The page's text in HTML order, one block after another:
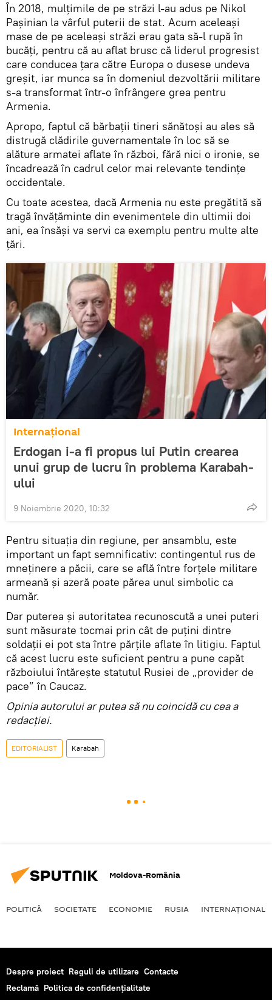
În 2018, mulțimile de pe străzi l-au adus pe Nikol
Pașinian la vârful puterii de stat. Acum aceleași
mase de pe aceleași străzi erau gata să-l rupă în
bucăți, pentru că au aflat brusc că liderul progresist
care conducea țara către Europa o dusese undeva
greșit, iar munca sa în domeniul dezvoltării militare
s-a transformat într-o înfrângere grea pentru
Armenia.
Apropo, faptul că bărbații tineri sănătoși au ales să
distrugă clădirile guvernamentale în loc să se
alăture armatei aflate în război, fără nici o ironie, se
încadrează în cadrul celor mai relevante tendințe
occidentale.
Cu toate acestea, dacă Armenia nu este pregătită să
tragă învățăminte din evenimentele din ultimii doi
ani, ea însăși va servi ca exemplu pentru multe alte
țări.
Internaţional
Erdogan i-a fi propus lui Putin crearea
unui grup de lucru în problema Karabah-
ului
9 Noiembrie 2020, 10:32
Pentru situația din regiune, per ansamblu, este
important un fapt semnificativ: contingentul rus de
mneținere a păcii, care se află între forțele militare
armeană și azeră poate părea unul simbolic ca
număr.
Dar puterea și autoritatea recunoscută a unei puteri
sunt măsurate tocmai prin cât de puțini dintre
soldații ei pot sta între părțile aflate în litigiu. Faptul
că acest lucru este suficient pentru a pune capăt
războiului întărește statutul Rusiei de „provider de
pace” în Caucaz.
Opinia autorului ar putea să nu coincidă cu cea a
redacției.
EDITORIALIST Karabah
Moldova-România
POLITICĂ SOCIETATE ECONOMIE RUSIA INTERNAŢIONAL
Despre proiect Reguli de utilizare Contacte
Reclamă Politica de confidențialitate